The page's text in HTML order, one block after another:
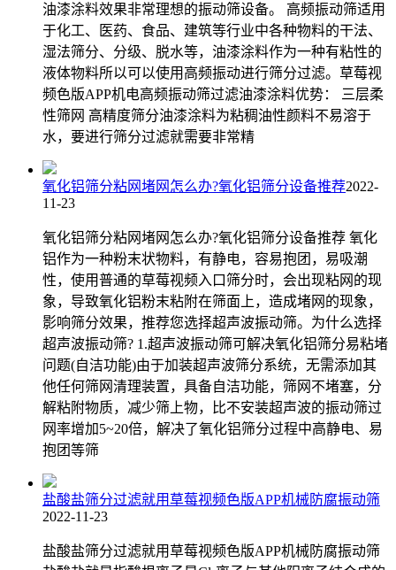
油漆涂料效果非常理想的振动筛设备。 高频振动筛适用
于化工、医药、食品、建筑等行业中各种物料的干法、
湿法筛分、分级、脱水等，油漆涂料作为一种有粘性的
液体物料所以可以使用高频振动进行筛分过滤。草莓视
频色版APP机电高频振动筛过滤油漆涂料优势： 三层柔
性筛网 高精度筛分油漆涂料为粘稠油性颜料不易溶于
水，要进行筛分过滤就需要非常精
氧化铝筛分粘网堵网怎么办?氧化铝筛分设备推荐2022-
11-23
氧化铝筛分粘网堵网怎么办?氧化铝筛分设备推荐 氧化
铝作为一种粉末状物料，有静电，容易抱团，易吸潮
性，使用普通的草莓视频入口筛分时，会出现粘网的现
象，导致氧化铝粉末粘附在筛面上，造成堵网的现象，
影响筛分效果，推荐您选择超声波振动筛。为什么选择
超声波振动筛? 1.超声波振动筛可解决氧化铝筛分易粘堵
问题(自洁功能)由于加装超声波筛分系统，无需添加其
他任何筛网清理装置，具备自洁功能，筛网不堵塞，分
解粘附物质，减少筛上物，比不安装超声波的振动筛过
网率增加5~20倍，解决了氧化铝筛分过程中高静电、易
抱团等筛
盐酸盐筛分过滤就用草莓视频色版APP机械防腐振动筛
2022-11-23
盐酸盐筛分过滤就用草莓视频色版APP机械防腐振动筛